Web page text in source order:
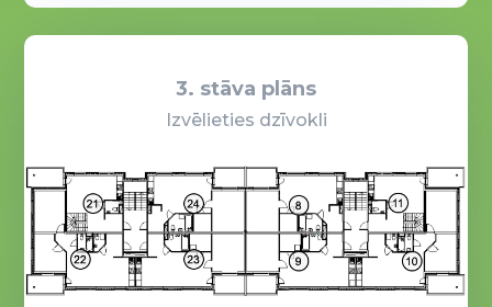
3. stāva plāns
Izvēlieties dzīvokli